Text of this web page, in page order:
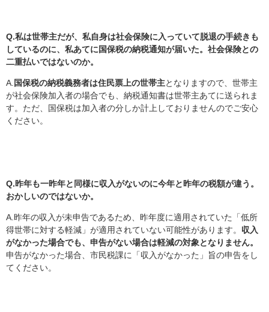
Q.私は世帯主だが、 私自身は社会保険に入っていて脱退の手続きも
しているのに、私あてに国保税の納税通知が届いた。社会保険との
二重払いではないのか。
A.国保税の納税義務者は住民票上の世帯主となりますので、世帯主
が社会保険加入者の場合でも、納税通知書は世帯主あてに送られま
す。ただ、国保税は加入者の分しか計上しておりませんのでご安心
ください。
Q.昨年も一昨年と同様に収入がないのに今年と昨年の税額が違う。
おかしいのではないか。
A.昨年の収入が未申告であるため、昨年度に適用されていた「低所
得世帯に対する軽減」が適用されていない可能性があります。 収入
がなかった場合でも、申告がない場合は軽減の対象となりません。
申告がなかった場合、市民税課に「収入がなかった」旨の申告をし
てください。